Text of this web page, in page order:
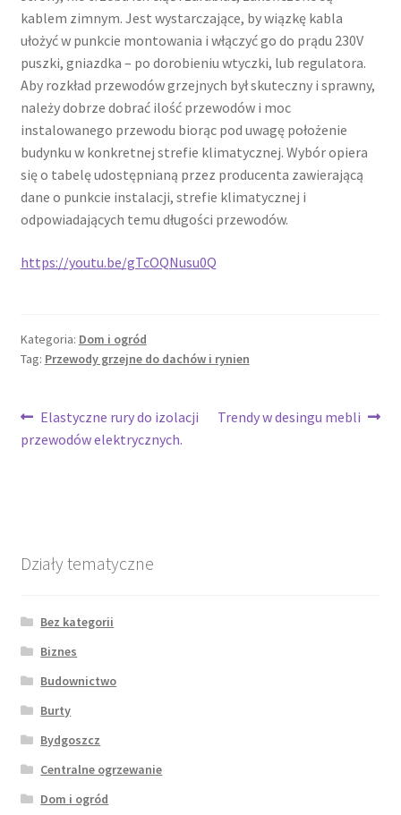
kablem zimnym. Jest wystarczające, by wiązkę kabla
ułożyć w punkcie montowania i włączyć go do prądu 230V
puszki, gniazdka – po dorobieniu wtyczki, lub regulatora.
Aby rozkład przewodów grzejnych był skuteczny i sprawny,
należy dobrze dobrać ilość przewodów i moc
instalowanego przewodu biorąc pod uwagę położenie
budynku w konkretnej strefie klimatycznej. Wybór opiera
się o tabelę udostępnianą przez producenta zawierającą
dane o punkcie instalacji, strefie klimatycznej i
odpowiadających temu długości przewodów.
https://youtu.be/gTcOQNusu0Q
Kategoria: Dom i ogród
Tag: Przewody grzejne do dachów i rynien
Nawigacja
wpisu
Poprzedni
wpis:
Elastyczne rury do izolacji
przewodów elektrycznych.
Następny
Trendy w desingu mebli
Działy tematyczne
Bez kategorii
Biznes
Budownictwo
Burty
Bydgoszcz
Centralne ogrzewanie
Dom i ogród